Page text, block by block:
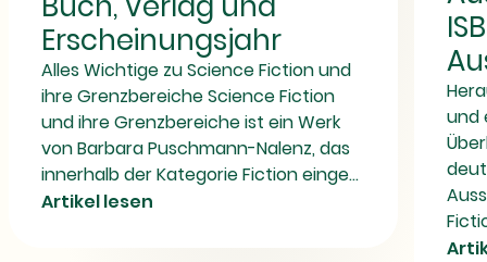
Erscheinungsjahr
Erscheinungsjahr
Alles Wichtige zu Science Fiction und
ihre Grenzbereiche Science Fiction
und ihre Grenzbereiche ist ein Werk
von Barbara Puschmann-Nalenz, das
innerhalb der Kategorie Fiction einge...
Artikel lesen
und